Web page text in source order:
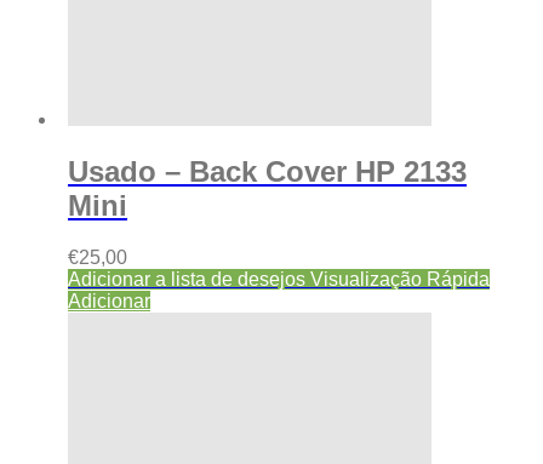
Usado – Back Cover HP 2133
Mini
€25,00
Adicionar a lista de desejos Visualização Rápida
Adicionar